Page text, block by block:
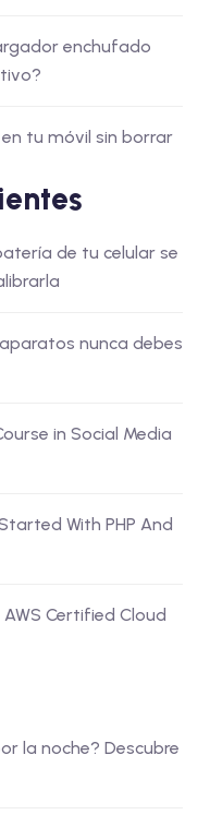
enchufado
tu móvil sin borrar
de tu celular se
nunca debes
in Social Media
With PHP And
Certified Cloud
la noche? Descubre